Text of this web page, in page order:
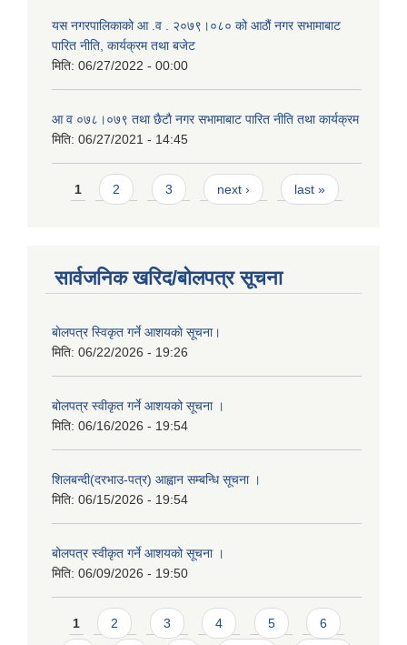
यस नगरपालिकाको आ‍ .व . २०७९।०८० को आठौं नगर सभामाबाट
पारित नीति, कार्यक्रम तथा बजेट
मिति: 06/27/2022 - 00:00
आ‍ व ०७८।०७९ तथा छैटाै नगर सभामाबाट पारित नीति तथा कार्यक्रम
मिति: 06/27/2021 - 14:45
Pages
1 2 3 next › last »
सार्वजनिक खरिद/बोलपत्र सूचना
बाेलपत्र स्विकृत गर्ने आशयकाे सूचना।
मिति: 06/22/2026 - 19:26
बोलपत्र स्वीकृत गर्ने आशयको सूचना ।
मिति: 06/16/2026 - 19:54
शिलबन्दी(दरभाउ-पत्र) आह्वान सम्बन्धि सूचना ।
मिति: 06/15/2026 - 19:54
बोलपत्र स्वीकृत गर्ने आशयको सूचना ।
मिति: 06/09/2026 - 19:50
Pages
1 2 3 4 5 6